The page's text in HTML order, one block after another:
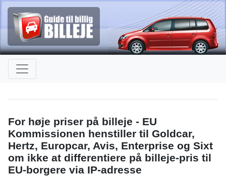
For høje priser på billeje - EU
Kommissionen henstiller til Goldcar,
Hertz, Europcar, Avis, Enterprise og Sixt
om ikke at differentiere på billeje-pris til
EU-borgere via IP-adresse